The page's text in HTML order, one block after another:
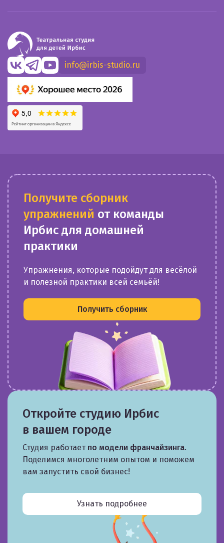
info@irbis-studio.ru
Получите сборник
упражнений от команды
Ирбис для домашней
практики
Упражнения, которые подойдут для весёлой
и полезной практики всей семьёй!
Получить сборник
Откройте студию Ирбис
в вашем городе
Студия работает по модели франчайзинга.
Поделимся многолетним опытом и поможем
вам запустить свой бизнес!
Узнать подробнее